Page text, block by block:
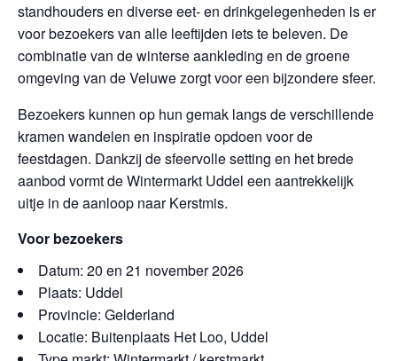
standhouders en diverse eet- en drinkgelegenheden is er
voor bezoekers van alle leeftijden iets te beleven. De
combinatie van de winterse aankleding en de groene
omgeving van de Veluwe zorgt voor een bijzondere sfeer.
Bezoekers kunnen op hun gemak langs de verschillende
kramen wandelen en inspiratie opdoen voor de
feestdagen. Dankzij de sfeervolle setting en het brede
aanbod vormt de Wintermarkt Uddel een aantrekkelijk
uitje in de aanloop naar Kerstmis.
Voor bezoekers
Datum: 20 en 21 november 2026
Plaats: Uddel
Provincie: Gelderland
Locatie: Buitenplaats Het Loo, Uddel